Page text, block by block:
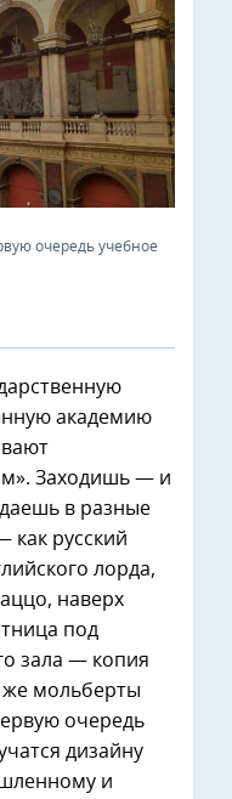
очередь учебное
академию
Заходишь — и
в разные
как русский
лорда,
наверх
под
зала — копия
же мольберты
очередь
дизайну
и